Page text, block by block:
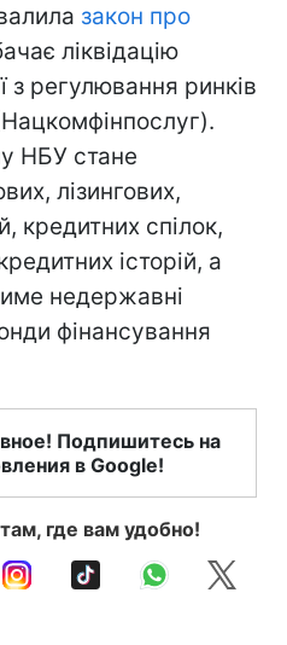
закон про
ліквідацію
з регулювання ринків
НБУ стане
лізингових,
кредитних спілок,
історій, а
недержавні
фінансування
Подпишитесь на
в Google!
где вам удобно!